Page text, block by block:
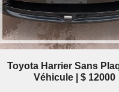
Toyota Harrier Sans
Véhicule | $ 12000